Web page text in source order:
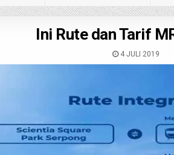
Ini Rute dan Tarif
4 JULI 2019